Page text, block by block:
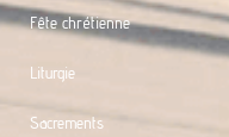
Fête chrétienne
Liturgie
Sacrements